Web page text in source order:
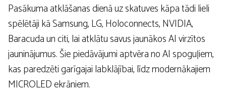
Pasākuma atklāšanas dienā uz skatuves kāpa tādi lieli
spēlētāji kā Samsung, LG, Holoconnects, NVIDIA,
Baracuda un citi, lai atklātu savus jaunākos AI virzītos
jauninājumus. Šie piedāvājumi aptvēra no AI spoguļiem,
kas paredzēti garīgajai labklājībai, līdz modernākajiem
MICROLED ekrāniem.